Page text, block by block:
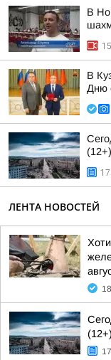
В
В
Дню
ЛЕНТА НОВОСТЕЙ